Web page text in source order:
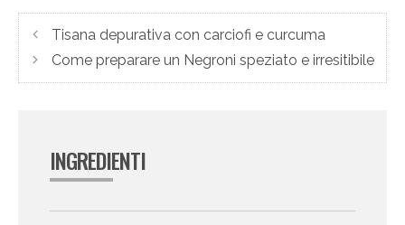
Tisana depurativa con carciofi e curcuma
Come preparare un Negroni speziato e irresitibile
INGREDIENTI